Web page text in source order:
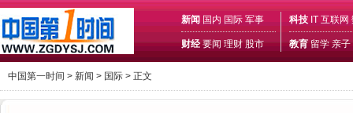
新闻 国内 国际 军事
财经 要闻 理财 股市
科技 IT 互联网
教育 留学 亲子
中国第一时间 > 新闻 > 国际 > 正文